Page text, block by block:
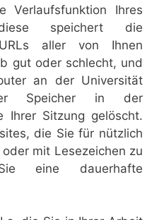
Ihres
speichert die
aller von Ihnen
gut oder schlecht, und
an der Universität
Speicher in der
Ihrer Sitzung gelöscht.
die Sie für nützlich
mit Lesezeichen zu
eine dauerhafte